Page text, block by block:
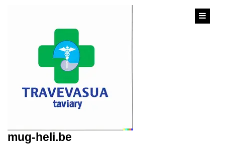
mug-heli.be